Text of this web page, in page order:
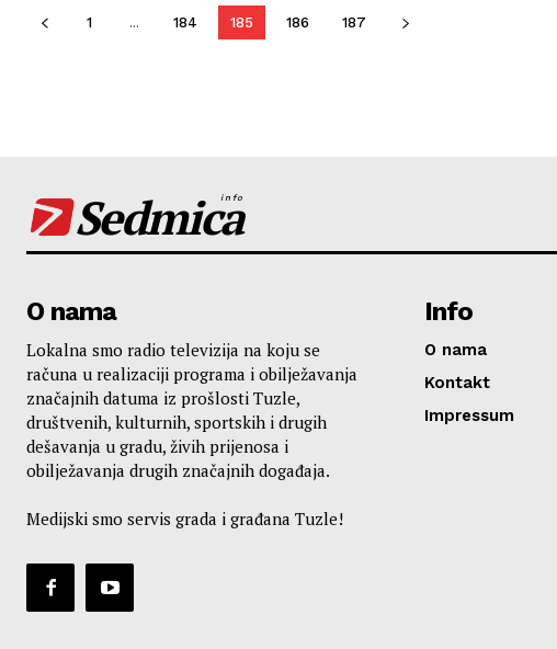
1 ... 184 185 186 187
Sedmica
info
O nama
Lokalna smo radio televizija na koju se
računa u realizaciji programa i obilježavanja
značajnih datuma iz prošlosti Tuzle,
društvenih, kulturnih, sportskih i drugih
dešavanja u gradu, živih prijenosa i
obilježavanja drugih značajnih događaja.
Medijski smo servis grada i građana Tuzle!
Info
O nama
Kontakt
Impressum